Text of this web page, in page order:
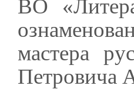
ВО
мастера
Петровича